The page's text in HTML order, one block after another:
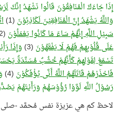
إِذَا جَاءَكَ الْمُنَافِقُوْنَ قَالُوا نَشْهَدُ إِنَّكَ
وَاللَّهُ يَشْهَدُ إِنَّ الْمُنَافِقِيْنَ لَكَاذِبُوْنَ (1)
سَبِيْلِ اللَّهِ إِنَّهُمْ سَاءَ مَا كَانُوا يَعْمَلُوْنَ (2)
عَلَى قُلُوْبِهِمْ فَهُمْ لَا يَفْقَهُوْنَ (3)
وَإِذَا
تَسْمَعْ لِقَوْلِهِمْ كَأَنَّهُمْ خُشُبٌ مُسَنَّدَةٌ
فَاحْذَرْهُمْ قَاتَلَهُمُ اللَّهُ أَنَّى يُؤْفَكُوْنَ (4)
رَسُوْلُ اللَّهِ لَوَّوْا رُؤُوْسَهُمْ وَرَأَيْتَهُمْ
لاحظ كم هي عزيزة نفس مُحمَّد -صلى